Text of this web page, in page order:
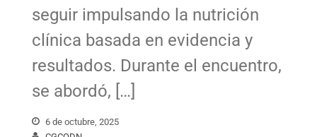
seguir impulsando la nutrición
clínica basada en evidencia y
resultados. Durante el encuentro,
se abordó, […]
6 de octubre, 2025